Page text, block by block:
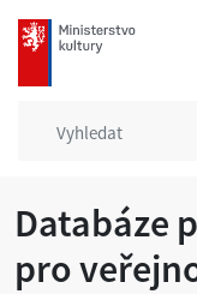
mkcr.cz
Databáze
pro